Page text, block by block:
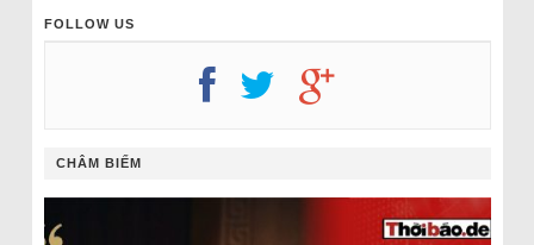
FOLLOW US
CHÂM BIẾM